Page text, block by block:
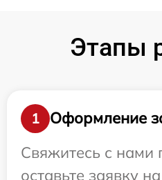
Этапы
1
Оформление
Свяжитесь с нами
оставьте заявку